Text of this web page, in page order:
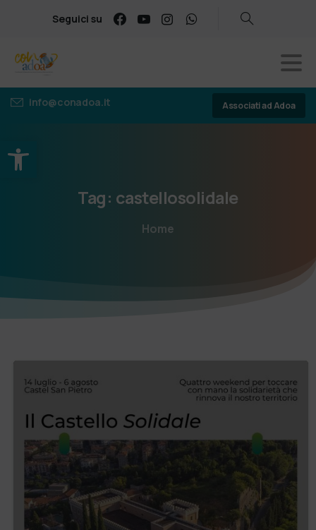
Apri la barra degli strumenti
Seguici su
info@conadoa.it Associati ad Adoa
Tag: castellosolidale
Home